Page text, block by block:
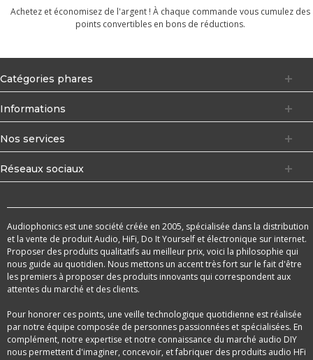
Achetez et économisez de l'argent ! À chaque commande vous cumulez des
points convertibles en bons de réductions.
Catégories phares
Informations
Nos services
Réseaux sociaux
Audiophonics est une société créée en 2005, spécialisée dans la distribution
et la vente de produit Audio, HiFi, Do It Yourself et électronique sur internet.
Proposer des produits qualitatifs au meilleur prix, voici la philosophie qui
nous guide au quotidien. Nous mettons un accent très fort sur le fait d'être
les premiers à proposer des produits innovants qui correspondent aux
attentes du marché et des clients.
Pour honorer ces points, une veille technologique quotidienne est réalisée
par notre équipe composée de personnes passionnées et spécialisées. En
complément, notre expertise et notre connaissance du marché audio DIY
nous permettent d'imaginer, concevoir, et fabriquer des produits audio HFi